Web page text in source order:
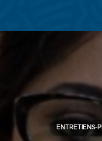
ENTRETIENS-